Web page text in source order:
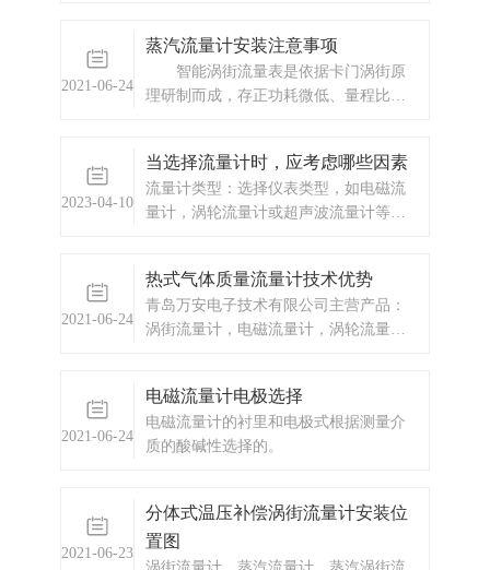
失。根据污水具有流量变化大、含杂
质、腐蚀性小、有一定的导电能力等特
性，测量污水的流量，电磁流量计是一
2021-06-24
蒸汽流量计安装注意事项
智能涡街流量表是依据卡门涡街原
理研制而成，存正功耗微低、量程比
中，应留意以下事项： 1.安装的时
候不能带着仪表焊接法兰。 2
2023-04-10
当选择流量计时，应考虑哪些因素
流量计类型：选择仪表类型，如电磁流
量计，涡轮流量计或超声波流量计等，
2021-06-24
热式气体质量流量计技术优势
青岛万安电子技术有限公司主营产品：
涡街流量计，电磁流量计，涡轮流量
等，以及承接电气自动化项目。
2021-06-24
电磁流量计电极选择
电磁流量计的衬里和电极式根据测量介
质的酸碱性选择的。
2021-06-23
分体式温压补偿涡街流量计安装位
置图